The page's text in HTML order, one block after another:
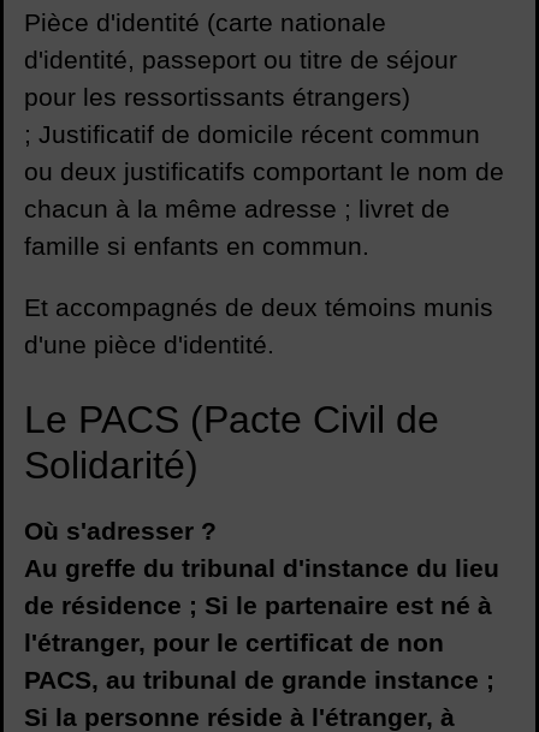
Pièce d'identité (carte nationale
d'identité, passeport ou titre de séjour
pour les ressortissants étrangers)
; Justificatif de domicile récent commun
ou deux justificatifs comportant le nom de
chacun à la même adresse ; livret de
famille si enfants en commun.
Et accompagnés de deux témoins munis
d'une pièce d'identité.
Le PACS (Pacte Civil de
Solidarité)
Où s'adresser ?
Au greffe du tribunal d'instance du lieu
de résidence ; Si le partenaire est né à
l'étranger, pour le certificat de non
PACS, au tribunal de grande instance ;
Si la personne réside à l'étranger, à